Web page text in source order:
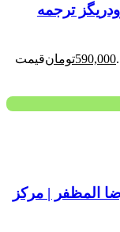
ترجمه
590,000تومانقیمت
المظفر | مرکز